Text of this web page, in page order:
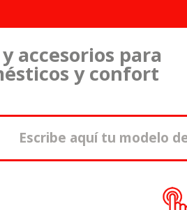
accesorios para
y confort
tu modelo?